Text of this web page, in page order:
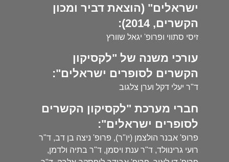
ישראלים" (הוצאת דביר ומכון
הקשרים, 2014):
זיסי סתווי ופרופ' יגאל שוורץ
עורכי משנה של "לקסיקון
הקשרים לסופרים ישראלים":
ד"ר יעלי דקל וערן צלגוב
חברי מערכת "לקסיקון הקשרים
לסופרים ישראלים":
פרופ' אבנר הולצמן (יו"ר), פרופ' ניצה בן דב, ד"ר
רועי גרינוולד, ד"ר ענת ויסמן, ד"ר בתיה ולדמן,